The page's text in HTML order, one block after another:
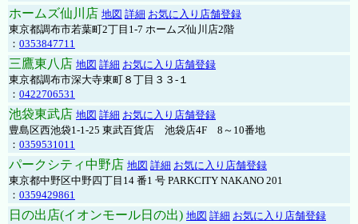
ホームズ仙川店 地図 詳細 お気に入り店舗登録
東京都調布市若葉町2丁目1-7 ホームズ仙川店2階
： 0353847711
三鷹東八店 地図 詳細 お気に入り店舗登録
東京都調布市深大寺東町８丁目３３-１
： 0422706531
池袋東武店 地図 詳細 お気に入り店舗登録
豊島区西池袋1-1-25 東武百貨店 池袋店4F 8～10番地
： 0359531011
パークシティ中野店 地図 詳細 お気に入り店舗登録
東京都中野区中野四丁目14 番1 号 PARKCITY NAKANO 201
： 0359429861
日の出店(イオンモール日の出) 地図 詳細 お気に入り店舗登録